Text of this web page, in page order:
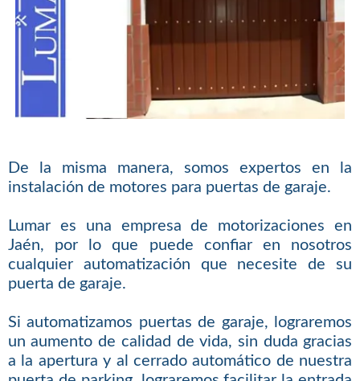
De la misma manera, somos expertos en la
instalación de motores para puertas de garaje.
Lumar es una empresa de motorizaciones en
Jaén, por lo que puede confiar en nosotros
cualquier automatización que necesite de su
puerta de garaje.
Si automatizamos puertas de garaje, lograremos
un aumento de calidad de vida, sin duda gracias
a la apertura y al cerrado automático de nuestra